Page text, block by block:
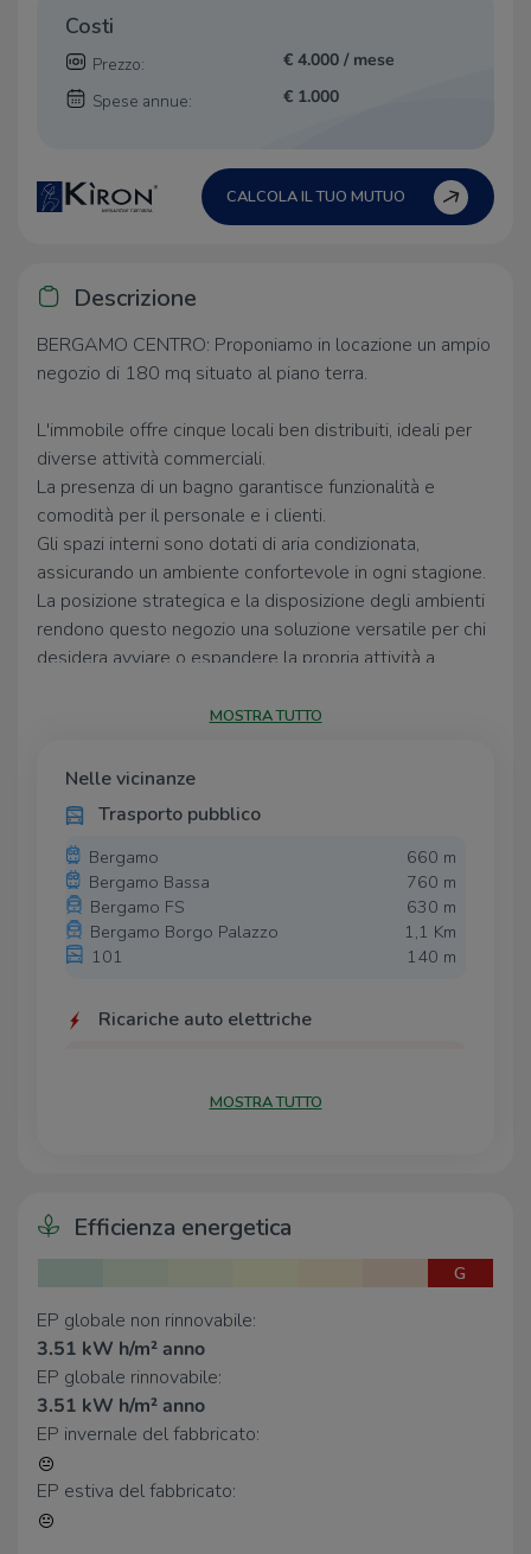
Costi
Prezzo:
€ 4.000 / mese
Spese annue:
€ 1.000
CALCOLA IL TUO MUTUO
Descrizione
BERGAMO CENTRO: Proponiamo in locazione un ampio
negozio di 180 mq situato al piano terra.
L'immobile offre cinque locali ben distribuiti, ideali per
diverse attività commerciali.
La presenza di un bagno garantisce funzionalità e
comodità per il personale e i clienti.
Gli spazi interni sono dotati di aria condizionata,
assicurando un ambiente confortevole in ogni stagione.
La posizione strategica e la disposizione degli ambienti
rendono questo negozio una soluzione versatile per chi
desidera avviare o espandere la propria attività a
MOSTRA TUTTO
Nelle vicinanze
Trasporto pubblico
Bergamo
660 m
Bergamo Bassa
760 m
Bergamo FS
630 m
Bergamo Borgo Palazzo
1,1 Km
101
140 m
Ricariche auto elettriche
A2A BG Fast Papa Giovanni XXIII
Scuole
290 m
Liceo Artistico Manzù - Sede
330 m
Liceo Scienze Umane Secco Suardo -
Sede
Locatelli
Istituto recupero anni scolastici San
Marco
Farmacia
MOSTRA TUTTO
Efficienza energetica
G
EP globale non rinnovabile:
3.51 kW h/m² anno
EP globale rinnovabile:
3.51 kW h/m² anno
EP invernale del fabbricato:
EP estiva del fabbricato: